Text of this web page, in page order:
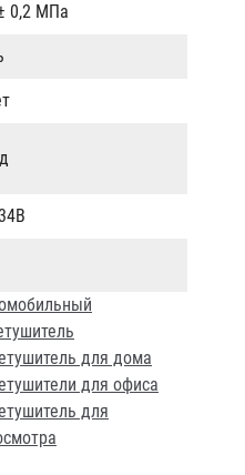
0,2 МПа
для дома
для офиса
для